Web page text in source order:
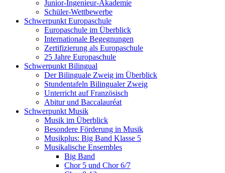
Junior-Ingenieur-Akademie
Schüler-Wettbewerbe
Schwerpunkt Europaschule
Europaschule im Überblick
Internationale Begegnungen
Zertifizierung als Europaschule
25 Jahre Europaschule
Schwerpunkt Bilingual
Der Bilinguale Zweig im Überblick
Stundentafeln Bilingualer Zweig
Unterricht auf Französisch
Abitur und Baccalauréat
Schwerpunkt Musik
Musik im Überblick
Besondere Förderung in Musik
Musikplus: Big Band Klasse 5
Musikalische Ensembles
Big Band
Chor 5 und Chor 6/7